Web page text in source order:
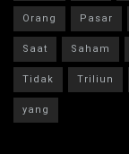
Orang
Pasar
Saat
Saham
Tidak
Triliun
yang